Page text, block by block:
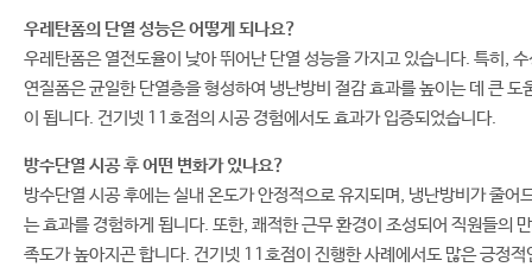
우레탄폼의 단열 성능은 어떻게 되나요?
우레탄폼은 열전도율이 낮아 뛰어난 단열 성능을 가지고 있습니다. 특히, 수
연질폼은 균일한 단열층을 형성하여 냉난방비 절감 효과를 높이는 데 큰 도
이 됩니다. 건기넷 11호점의 시공 경험에서도 효과가 입증되었습니다.
방수단열 시공 후 어떤 변화가 있나요?
방수단열 시공 후에는 실내 온도가 안정적으로 유지되며, 냉난방비가 줄어
는 효과를 경험하게 됩니다. 또한, 쾌적한 근무 환경이 조성되어 직원들의 만
족도가 높아지곤 합니다. 건기넷 11호점이 진행한 사례에서도 많은 긍정적